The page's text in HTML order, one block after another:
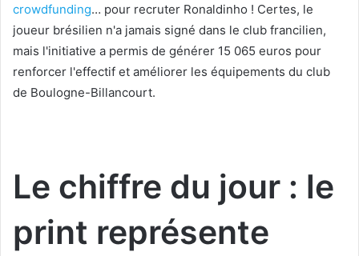
crowdfunding… pour recruter Ronaldinho ! Certes, le
joueur brésilien n'a jamais signé dans le club francilien,
mais l'initiative a permis de générer 15 065 euros pour
renforcer l'effectif et améliorer les équipements du club
de Boulogne-Billancourt.
Le chiffre du jour : le
print représente